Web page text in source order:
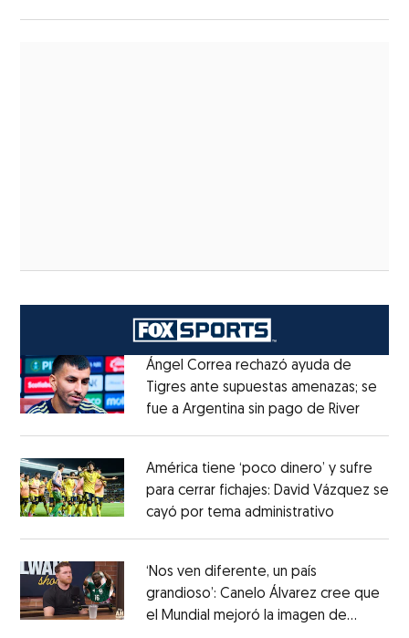
Ángel Correa rechazó ayuda de
Tigres ante supuestas amenazas; se
fue a Argentina sin pago de RiverOpens
América tiene ‘poco dinero’ y sufre
para cerrar fichajes: David Vázquez se
cayó por tema administrativo
‘Nos ven diferente, un país
grandioso’: Canelo Álvarez cree que
el Mundial mejoró la imagen de